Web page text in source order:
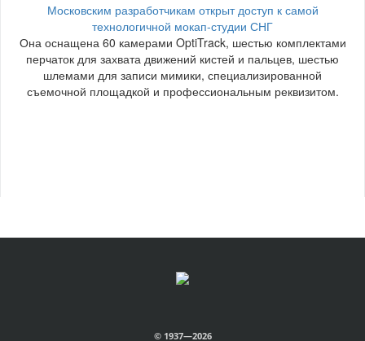
Московским разработчикам открыт доступ к самой
технологичной мокап-студии СНГ
Она оснащена 60 камерами OptiTrack, шестью комплектами
перчаток для захвата движений кистей и пальцев, шестью
шлемами для записи мимики, специализированной
съемочной площадкой и профессиональным реквизитом.
© 1937—2026